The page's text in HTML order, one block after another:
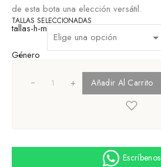
de esta bota una elección versátil.
TALLAS SELECCIONADAS
tallas-h-m
Género
+ Añadir Al Carrito
Escríbenos